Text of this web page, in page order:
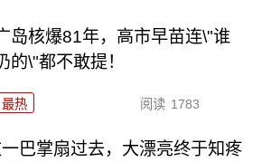
岛核爆81年，高市早苗连\"谁
的\"都不敢提！
最热 阅读 1783
巴掌扇过去，大漂亮终于知疼